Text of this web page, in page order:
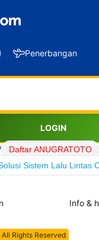
Penerbangan
LOGIN
Daftar ANUGRATOTO
Sistem Lalu Lintas
Info &
All Rights Reserved